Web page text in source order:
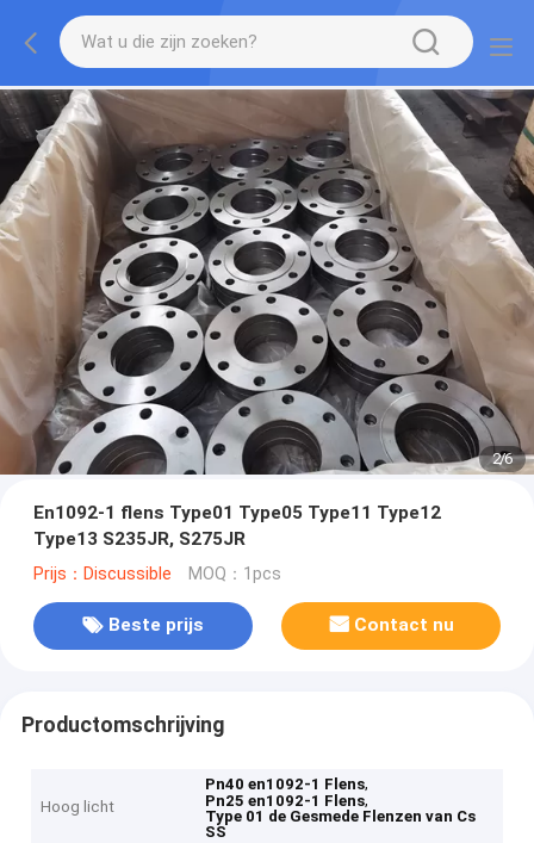
2/6
En1092-1 flens Type01 Type05 Type11 Type12
Type13 S235JR, S275JR
Prijs：Discussible MOQ：1pcs
Beste prijs Contact nu
Productomschrijving
Hoog licht
Pn40 en1092-1 Flens,
Pn25 en1092-1 Flens,
Type 01 de Gesmede Flenzen van Cs
SS